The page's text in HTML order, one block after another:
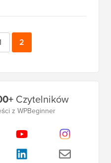
Strona
2
Czytelników
z WPBeginner